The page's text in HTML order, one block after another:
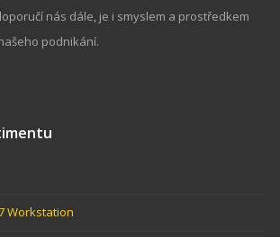
nás dále, je i smyslem a prostředkem
podnikání.
Workstation